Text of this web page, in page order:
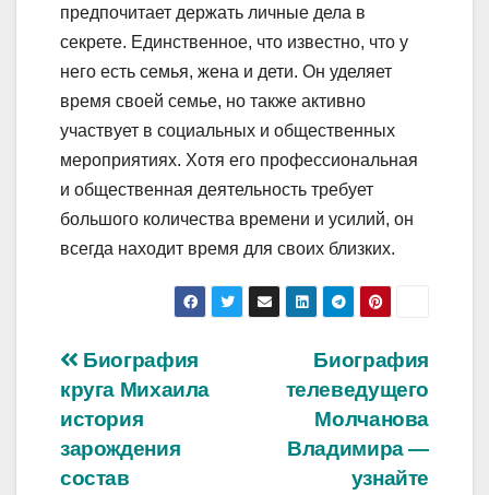
предпочитает держать личные дела в
секрете. Единственное, что известно, что у
него есть семья, жена и дети. Он уделяет
время своей семье, но также активно
участвует в социальных и общественных
мероприятиях. Хотя его профессиональная
и общественная деятельность требует
большого количества времени и усилий, он
всегда находит время для своих близких.
Навигация
по
записям
Биография
телеведущего
Молчанова
Владимира —
узнайте
Биография
круга Михаила
история
зарождения
состав